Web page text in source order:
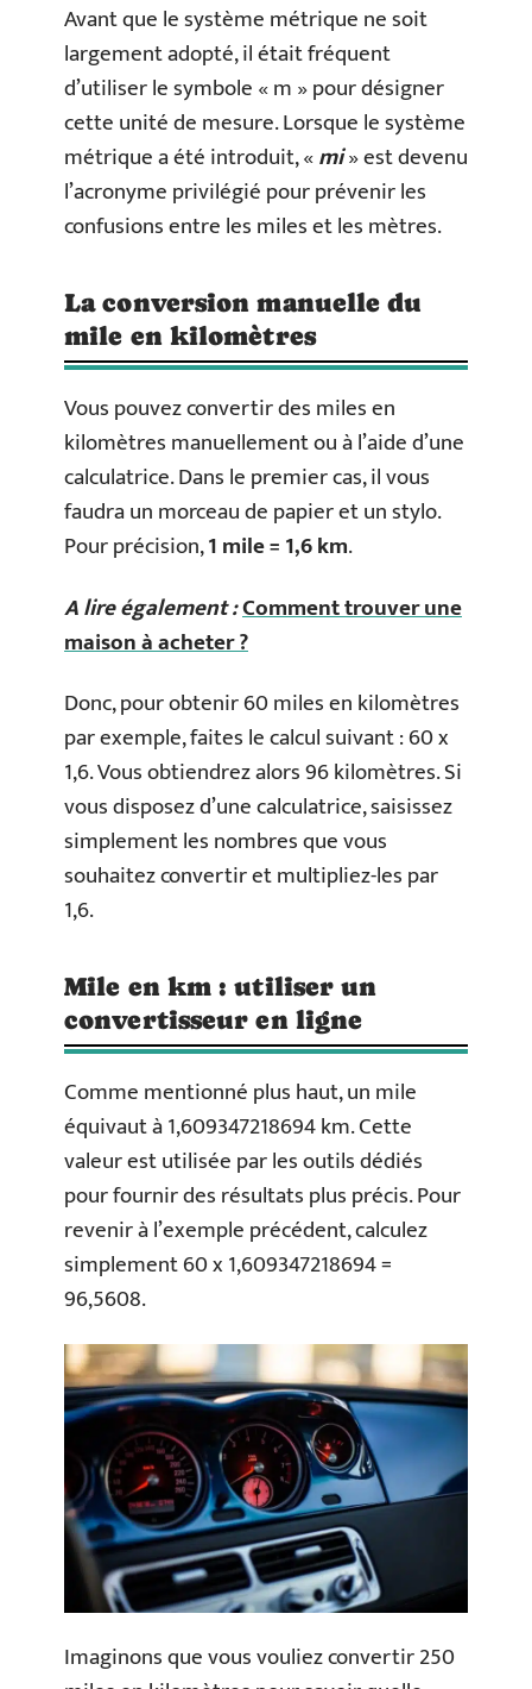
Avant que le système métrique ne soit
largement adopté, il était fréquent
d’utiliser le symbole « m » pour désigner
cette unité de mesure. Lorsque le système
métrique a été introduit, «mi» est devenu
l’acronyme privilégié pour prévenir les
confusions entre les miles et les mètres.
La conversion manuelle du
mile en kilomètres
Vous pouvez convertir des miles en
kilomètres manuellement ou à l’aide d’une
calculatrice. Dans le premier cas, il vous
faudra un morceau de papier et un stylo.
Pour précision,1 mile = 1,6 km.
A lire également :Comment trouver une
maison à acheter ?
Donc, pour obtenir 60 miles en kilomètres
par exemple, faites le calcul suivant : 60 x
1,6. Vous obtiendrez alors 96 kilomètres. Si
vous disposez d’une calculatrice, saisissez
simplement les nombres que vous
souhaitez convertir et multipliez-les par
1,6.
Mile en km : utiliser un
convertisseur en ligne
Comme mentionné plus haut, un mile
équivaut à 1,609347218694 km. Cette
valeur est utilisée par les outils dédiés
pour fournir des résultats plus précis. Pour
revenir à l’exemple précédent, calculez
simplement 60 x 1,609347218694 =
96,5608.
Imaginons que vous vouliez convertir 250